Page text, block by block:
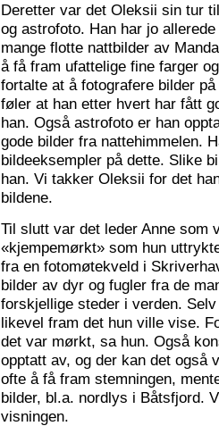
Deretter var det Oleksii sin tur
og astrofoto. Han har jo
mange flotte nattbilder av
å få fram ufattelige fine farger
fortalte at å fotografere bilder
føler at han etter hvert har fått
han. Også astrofoto er han
gode bilder fra nattehimmelen.
bildeeksempler på dette. Slike
han. Vi takker Oleksii for det
bildene.
Til slutt var det leder Anne som
«kjempemørkt» som hun
fra en fotomøtekveld i
bilder av dyr og fugler fra de
forskjellige steder i verden.
likevel fram det hun ville vise.
det var mørkt, sa hun. Også
opptatt av, og der kan det
ofte å få fram stemningen,
bilder, bl.a. nordlys i Båtsfjord.
visningen.